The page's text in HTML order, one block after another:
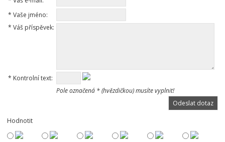
* Vaše jméno:
* Váš příspěvek:
* Kontrolní text:
Pole označená * (hvězdičkou) musíte vyplnit!
Hodnotit